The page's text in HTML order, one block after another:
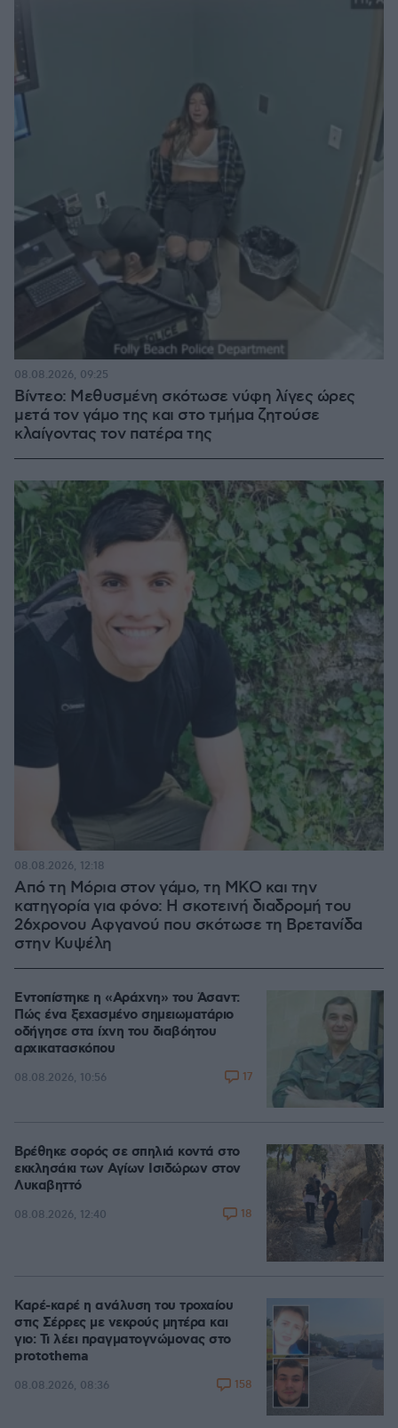
Βίντεο: Μεθυσμένη σκότωσε νύφη λίγες ώρες
μετά τον γάμο της και στο τμήμα ζητούσε
κλαίγοντας τον πατέρα της
08.08.2026, 09:25
Από τη Μόρια στον γάμο, τη ΜΚΟ και την
κατηγορία για φόνο: Η σκοτεινή διαδρομή του
26χρονου Αφγανού που σκότωσε τη Βρετανίδα
στην Κυψέλη
08.08.2026, 12:18
Εντοπίστηκε η «Αράχνη» του Άσαντ:
Πώς ένα ξεχασμένο σημειωματάριο
οδήγησε στα ίχνη του διαβόητου
αρχικατασκόπου
08.08.2026, 10:56 17
Βρέθηκε σορός σε σπηλιά κοντά στο
εκκλησάκι των Αγίων Ισιδώρων στον
Λυκαβηττό
08.08.2026, 12:40 18
Καρέ-καρέ η ανάλυση του τροχαίου
στις Σέρρες με νεκρούς μητέρα και
γιο: Τι λέει πραγματογνώμονας στο
protothema
08.08.2026, 08:36 158